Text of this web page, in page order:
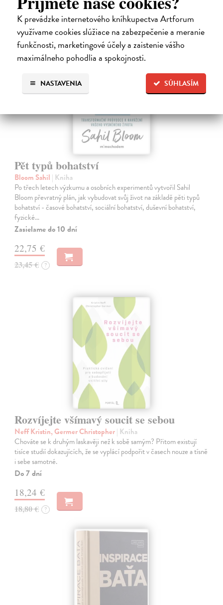
K prevádzke internetového kníhkupectva Artforum
využívame cookies slúžiace na zabezpečenie a meranie
funkčnosti, marketingové účely a zaistenie vášho
maximálneho pohodlia a spokojnosti.
SÚHLASÍM
NASTAVENIA
13,99 € ?
Pět typů bohatství
Bloom Sahil | Kniha
Po třech letech výzkumu a osobních experimentů vytvořil Sahil
Bloom převratný plán, jak vybudovat svůj život na základě pěti typů
bohatství - časové bohatství, sociální bohatství, duševní bohatství,
fyzické…
Zasielame do 10 dní
22,75 €
23,45 € ?
Rozvíjejte všímavý soucit se sebou
Neff Kristin, Germer Christopher| Kniha
Chováte se k druhým laskavěji než k sobě samým? Přitom existují
tisíce studií dokazujících, že se vyplácí podpořit v časech nouze a tísně
i sebe samotné.
Do 7 dní
18,24 €
18,80 € ?